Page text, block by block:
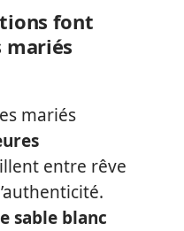
font
mariés
mariés
entre rêve
sable blanc